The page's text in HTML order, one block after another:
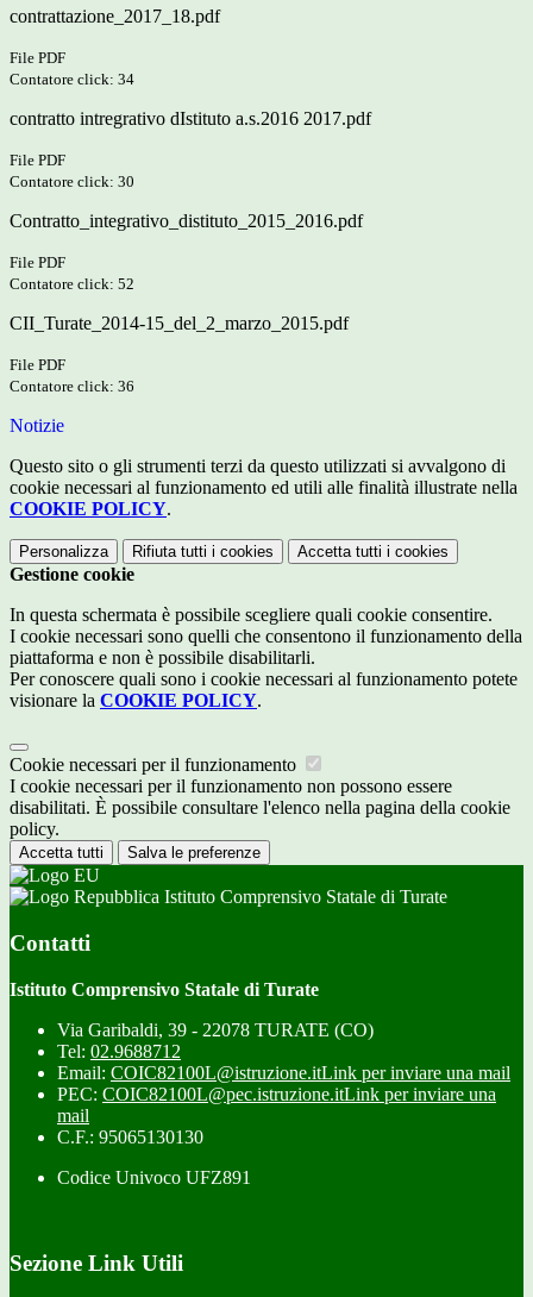
contrattazione_2017_18.pdf
File PDF
Contatore click: 34
contratto intregrativo dIstituto a.s.2016 2017.pdf
File PDF
Contatore click: 30
Contratto_integrativo_distituto_2015_2016.pdf
File PDF
Contatore click: 52
CII_Turate_2014-15_del_2_marzo_2015.pdf
File PDF
Contatore click: 36
Notizie
Questo sito o gli strumenti terzi da questo utilizzati si avvalgono di
cookie necessari al funzionamento ed utili alle finalità illustrate nella
COOKIE POLICY.
Personalizza Rifiuta tutti i cookies Accetta tutti i cookies
Gestione cookie
In questa schermata è possibile scegliere quali cookie consentire.
I cookie necessari sono quelli che consentono il funzionamento della
piattaforma e non è possibile disabilitarli.
Per conoscere quali sono i cookie necessari al funzionamento potete
visionare la COOKIE POLICY.
Cookie necessari per il funzionamento
I cookie necessari per il funzionamento non possono essere
disabilitati. È possibile consultare l'elenco nella pagina della cookie
policy.
Accetta tutti Salva le preferenze
Istituto Comprensivo Statale di Turate
Contatti
Istituto Comprensivo Statale di Turate
Via Garibaldi, 39 - 22078 TURATE (CO)
Tel: 02.9688712
Email: COIC82100L@istruzione.itLink per inviare una mail
PEC: COIC82100L@pec.istruzione.itLink per inviare una
mail
C.F.: 95065130130
Codice Univoco UFZ891
Sezione Link Utili